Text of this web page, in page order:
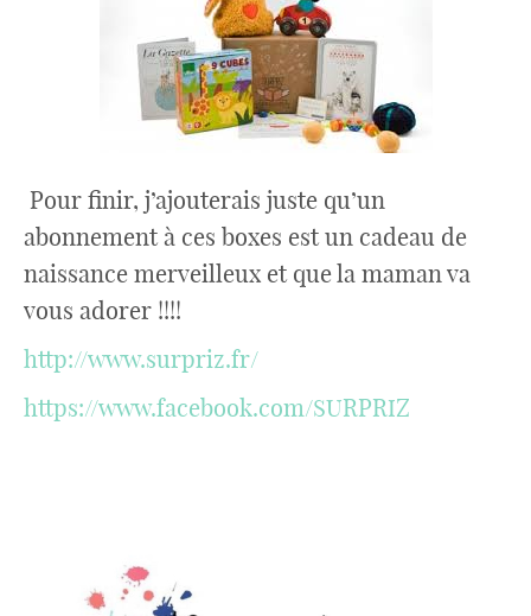
Pour finir, j’ajouterais juste qu’un
abonnement à ces boxes est un cadeau de
naissance merveilleux et que la maman va
vous adorer !!!!
http://www.surpriz.fr/
https://www.facebook.com/SURPRIZ